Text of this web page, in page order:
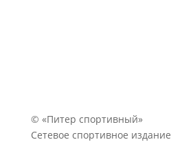
© «Питер спортивный»
Сетевое спортивное издание